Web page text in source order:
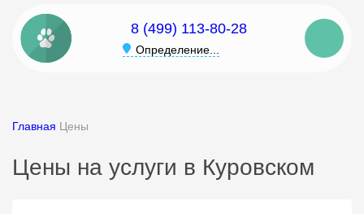
8 (499) 113-80-28
Определение...
Главная Цены
Цены на услуги в Куровском